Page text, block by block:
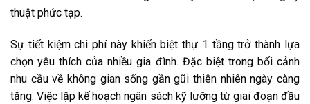
thuật phức tạp.
Sự tiết kiệm chi phí này khiến biệt thự 1 tầng trở thành lựa
chọn yêu thích của nhiều gia đình. Đặc biệt trong bối cảnh
nhu cầu về không gian sống gần gũi thiên nhiên ngày càng
tăng. Việc lập kế hoạch ngân sách kỹ lưỡng từ giai đoạn đầu